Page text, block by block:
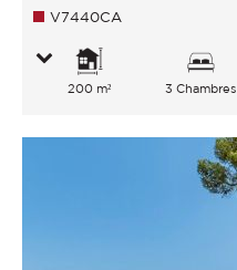
V7440CA
200 m² 3 Chambres